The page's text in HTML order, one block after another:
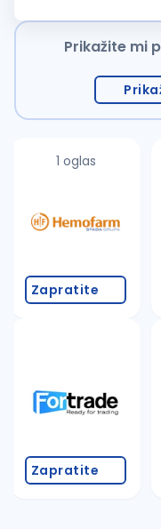
bezbednosti i zaštite
Prikažite mi
1 oglas
Zapratite
Zapratite